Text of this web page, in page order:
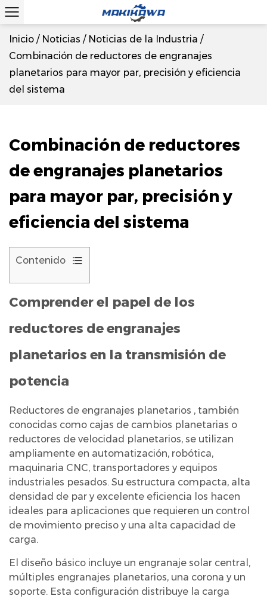
Inicio / Noticias / Noticias de la Industria /
Combinación de reductores de engranajes
planetarios para mayor par, precisión y eficiencia
del sistema
Combinación de reductores
de engranajes planetarios
para mayor par, precisión y
eficiencia del sistema
Contenido
1
Comprender
papel
de
reductores
engranajes
planetarios
en
transmisión
de
potencia
2
¿Por
qué
combinar
reductores
Comprender el papel de los
reductores de engranajes
planetarios en la transmisión de
potencia
Reductores de engranajes planetarios , también
conocidas como cajas de cambios planetarias o
reductores de velocidad planetarios, se utilizan
ampliamente en automatización, robótica,
maquinaria CNC, transportadores y equipos
industriales pesados. Su estructura compacta, alta
densidad de par y excelente eficiencia los hacen
ideales para aplicaciones que requieren un control
de movimiento preciso y una alta capacidad de
carga.
El diseño básico incluye un engranaje solar central,
múltiples engranajes planetarios, una corona y un
soporte. Esta configuración distribuye la carga